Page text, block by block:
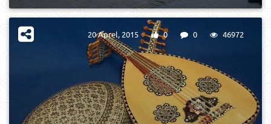
20 Aprel, 2015 0 0 46972